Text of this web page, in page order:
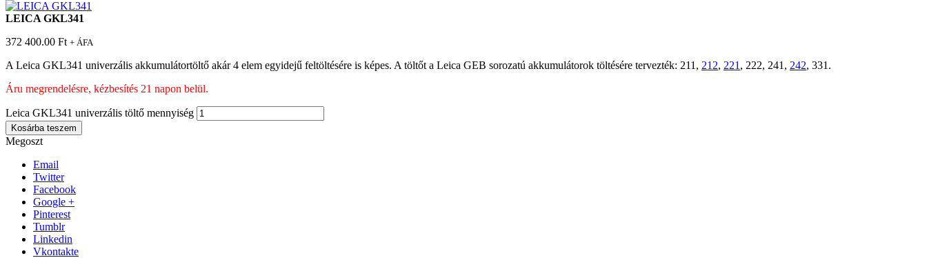
LEICA GKL341
372 400.00 Ft + ÁFA
A Leica GKL341 univerzális akkumulátortöltő akár 4 elem egyidejű feltöltésére is képes. A töltőt a Leica GEB sorozatú akkumulátorok töltésére tervezték: 211, 212, 221 , 222, 241, 242, 331.
Áru megrendelésre, kézbesítés 21 napon belül.
Leica GKL341 univerzális töltő mennyiség
Kosárba teszem
Megoszt
Email
Twitter
Facebook
Google +
Pinterest
Tumblr
Linkedin
Vkontakte